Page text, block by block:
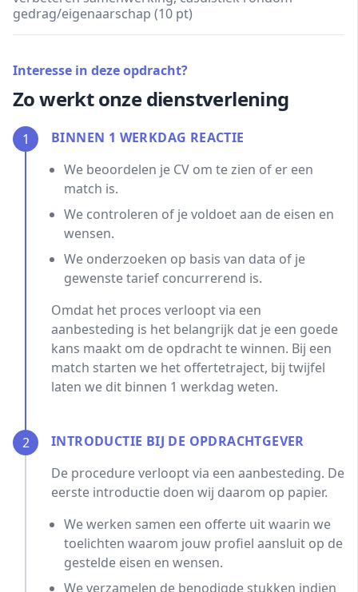
gedrag/eigenaarschap (10 pt)
Interesse in deze opdracht?
Zo werkt onze dienstverlening
1
BINNEN 1 WERKDAG REACTIE
We beoordelen je CV om te zien of er een
match is.
We controleren of je voldoet aan de eisen en
wensen.
We onderzoeken op basis van data of je
gewenste tarief concurrerend is.
Omdat het proces verloopt via een
aanbesteding is het belangrijk dat je een goede
kans maakt om de opdracht te winnen. Bij een
match starten we het offertetraject, bij twijfel
laten we dit binnen 1 werkdag weten.
2
INTRODUCTIE BIJ DE OPDRACHTGEVER
De procedure verloopt via een aanbesteding. De
eerste introductie doen wij daarom op papier.
We werken samen een offerte uit waarin we
toelichten waarom jouw profiel aansluit op de
gestelde eisen en wensen.
We verzamelen de benodigde stukken indien